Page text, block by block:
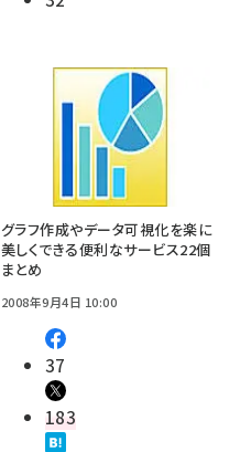
グラフ作成やデータ可視化を楽に
美しくできる便利なサービス22個
まとめ
2008年9月4日 10:00
37
183